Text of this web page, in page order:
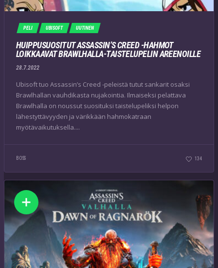
PELI UBISOFT UUTINEN
HUIPPUSUOSITUT ASSASSIN’S CREED -HAHMOT
LOIKKAAVAT BRAWLHALLA-TAISTELUPELIN AREENOILLE
28.7.2022
Ubisoft tuo Assassin’s Creed -peleistä tutut sankarit osaksi
Brawlhallan vauhdikasta nujakointia. Ilmaiseksi pelattava
Brawlhalla on noussut suosituksi taistelupeliksi helpon
lähestyttävyyden ja värikkään hahmokatraan
myötävaikutuksella....
BOSS 134